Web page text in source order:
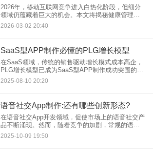
2026年，移动互联网竞争进入白热化阶段，但细分
领域仍蕴藏着巨大的机会。本文将揭秘健康管理、
本地生活服务、绿色消费、AI社交、元宇宙五大潜
力赛道，结合行业数据与成功案例，解析做APP的
2026-03-02 20:40
SaaS型APP制作必懂的PLG增长模型
在SaaS领域，传统的销售驱动增长模式成本高企，
PLG增长模型已成为SaaS型APP制作成功突围的关
键路径。它不仅仅是获客策略，更是以产品为核心
的增长哲学。 PLG对SaaS型AP
2025-08-10 20:20
语音社交App制作:还有哪些创新形态?
在语音社交App开发领域，促使市场上的语音社交产
品不断涌现。然而，随着竞争的加剧，常规的语音
社交模式已难以满足用户日益多样化的需求。那
么，在语音社交App制作方面，还有哪些创新形态值
2025-10-09 19:50